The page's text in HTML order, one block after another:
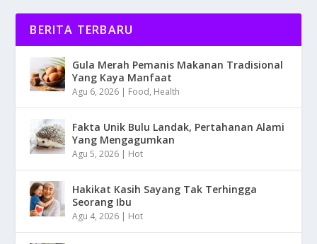
BERITA TERBARU
Gula Merah Pemanis Makanan Tradisional
Yang Kaya Manfaat
Agu 6, 2026 | Food, Health
Fakta Unik Bulu Landak, Pertahanan Alami
Yang Mengagumkan
Agu 5, 2026 | Hot
Hakikat Kasih Sayang Tak Terhingga
Seorang Ibu
Agu 4, 2026 | Hot